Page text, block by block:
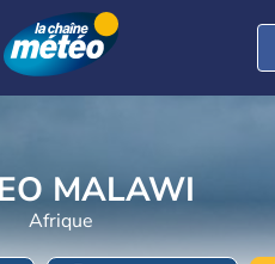
MALAWI
Afrique